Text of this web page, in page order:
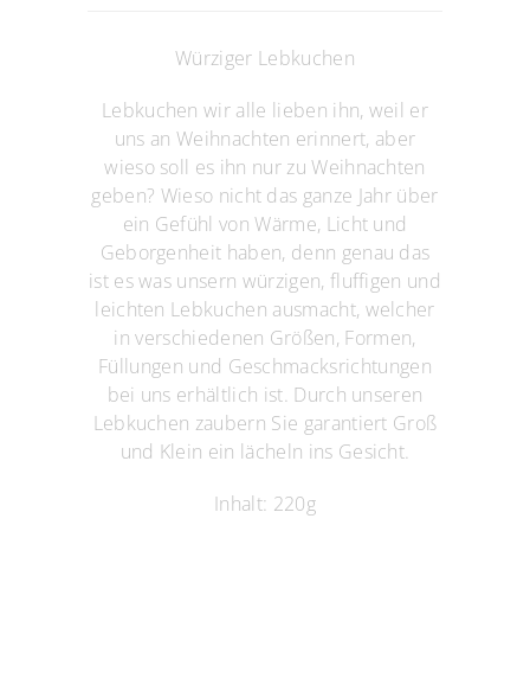
Würziger Lebkuchen
Lebkuchen wir alle lieben ihn, weil er
uns an Weihnachten erinnert, aber
wieso soll es ihn nur zu Weihnachten
geben? Wieso nicht das ganze Jahr über
ein Gefühl von Wärme, Licht und
Geborgenheit haben, denn genau das
ist es was unsern würzigen, fluffigen und
leichten Lebkuchen ausmacht, welcher
in verschiedenen Größen, Formen,
Füllungen und Geschmacksrichtungen
bei uns erhältlich ist. Durch unseren
Lebkuchen zaubern Sie garantiert Groß
und Klein ein lächeln ins Gesicht.
Inhalt: 220g